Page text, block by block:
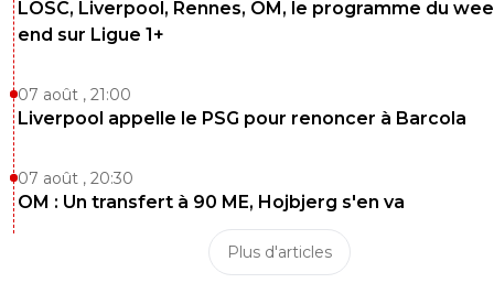
LOSC, Liverpool, Rennes, OM, le programme du
end sur Ligue 1+
07 août , 21:00
Liverpool appelle le PSG pour renoncer à Barcola
07 août , 20:30
OM : Un transfert à 90 ME, Hojbjerg s'en va
Plus d'articles